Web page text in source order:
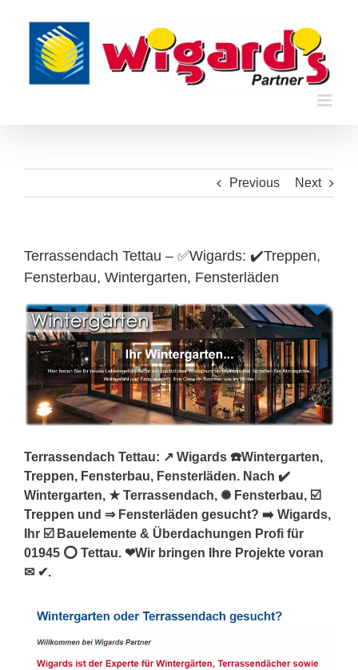
content
Previous Next
Terrassendach Tettau – ✅Wigards: ✔️Treppen,
Fensterbau, Wintergarten, Fensterläden
Terrassendach Tettau: ↗️ Wigards ☎️Wintergarten,
Treppen, Fensterbau, Fensterläden. Nach ✔️
Wintergarten, ★ Terrassendach, ✺ Fensterbau, ☑️
Treppen und ⇒ Fensterläden gesucht? ➡️ Wigards,
Ihr ☑️ Bauelemente & Überdachungen Profi für
01945 ⭕ Tettau. ❤Wir bringen Ihre Projekte voran
✉ ✔.